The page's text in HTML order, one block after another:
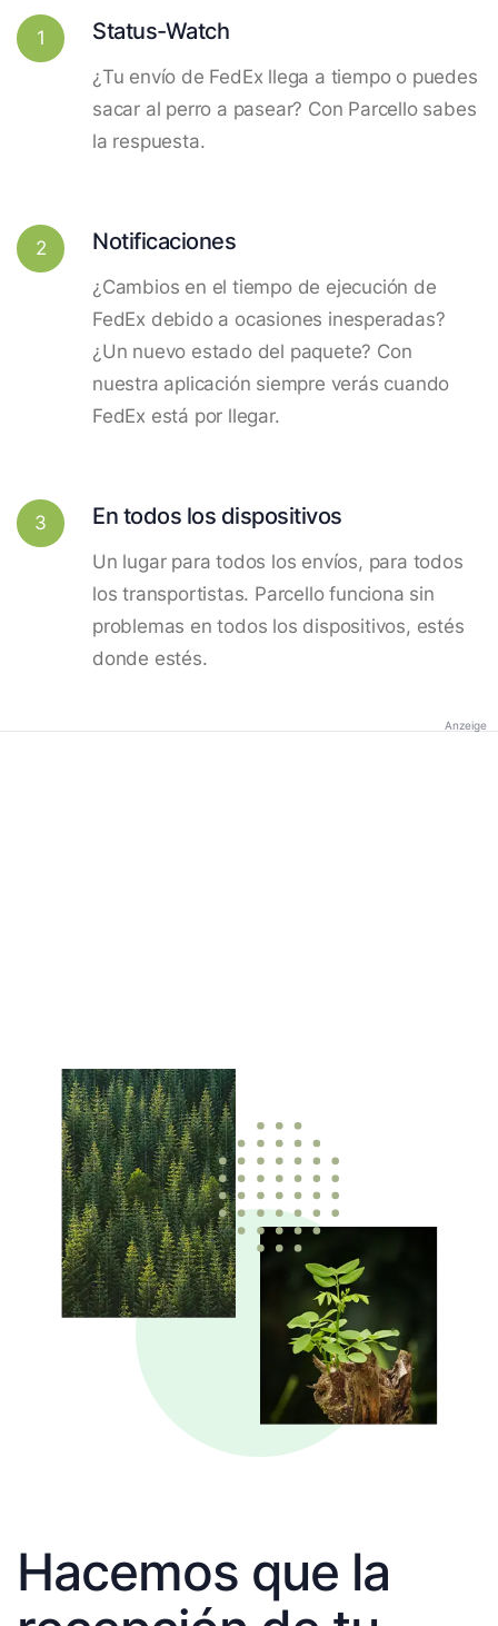
1 Status-Watch
¿Tu envío de FedEx llega a tiempo o puedes
sacar al perro a pasear? Con Parcello sabes
la respuesta.
2 Notificaciones
¿Cambios en el tiempo de ejecución de
FedEx debido a ocasiones inesperadas?
¿Un nuevo estado del paquete? Con
nuestra aplicación siempre verás cuando
FedEx está por llegar.
3 En todos los dispositivos
Un lugar para todos los envíos, para todos
los transportistas. Parcello funciona sin
problemas en todos los dispositivos, estés
donde estés.
Anzeige
Hacemos que la